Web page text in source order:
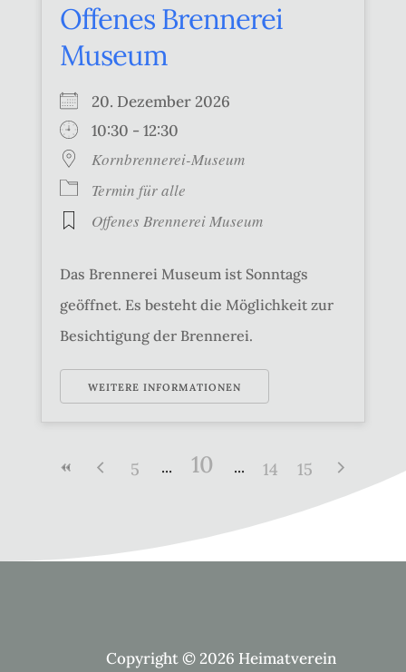
Offenes Brennerei
Museum
20. Dezember 2026
10:30 - 12:30
Kornbrennerei-Museum
Termin für alle
Offenes Brennerei Museum
Das Brennerei Museum ist Sonntags
geöffnet. Es besteht die Möglichkeit zur
Besichtigung der Brennerei.
WEITERE INFORMATIONEN
5 10 14 15
Copyright © 2026 Heimatverein